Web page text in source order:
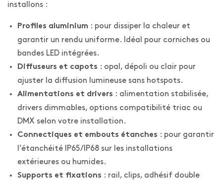
installons :
Profiles aluminium : pour dissiper la chaleur et
garantir un rendu uniforme. Idéal pour corniches ou
bandes LED intégrées.
Diffuseurs et capots : opal, dépoli ou clair pour
ajuster la diffusion lumineuse sans hotspots.
Alimentations et drivers : alimentation stabilisée,
drivers dimmables, options compatibilité triac ou
DMX selon votre installation.
Connectiques et embouts étanches : pour garantir
l’étanchéité IP65/IP68 sur les installations
extérieures ou humides.
Supports et fixations : rail, clips, adhésif double